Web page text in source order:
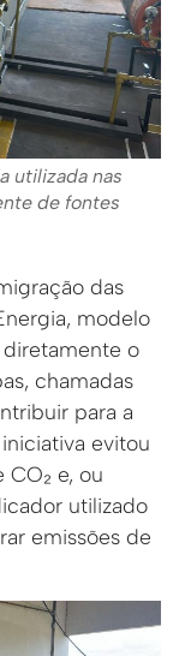
utilizada nas
de fontes
das
modelo
o
chamadas
para a
evitou
e, ou
utilizado
emissões de